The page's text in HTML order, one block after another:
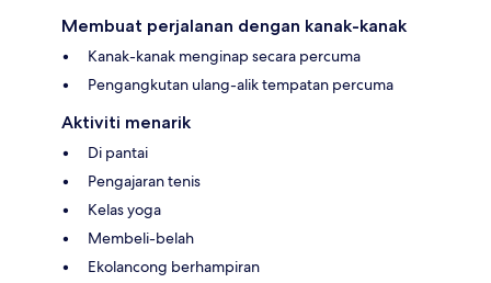
Membuat perjalanan dengan kanak-kanak
Kanak-kanak menginap secara percuma
Pengangkutan ulang-alik tempatan percuma
Aktiviti menarik
Di pantai
Pengajaran tenis
Kelas yoga
Membeli-belah
Ekolancong berhampiran